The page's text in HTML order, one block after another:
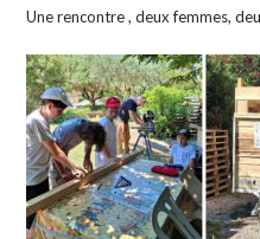
Une rencontre , deux femmes,